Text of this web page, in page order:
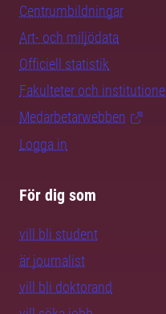
Centrumbildningar
Art- och miljödata
Officiell statistik
Fakulteter och
Medarbetarwebben
Logga in
För dig som
vill bli student
är journalist
vill bli doktorand